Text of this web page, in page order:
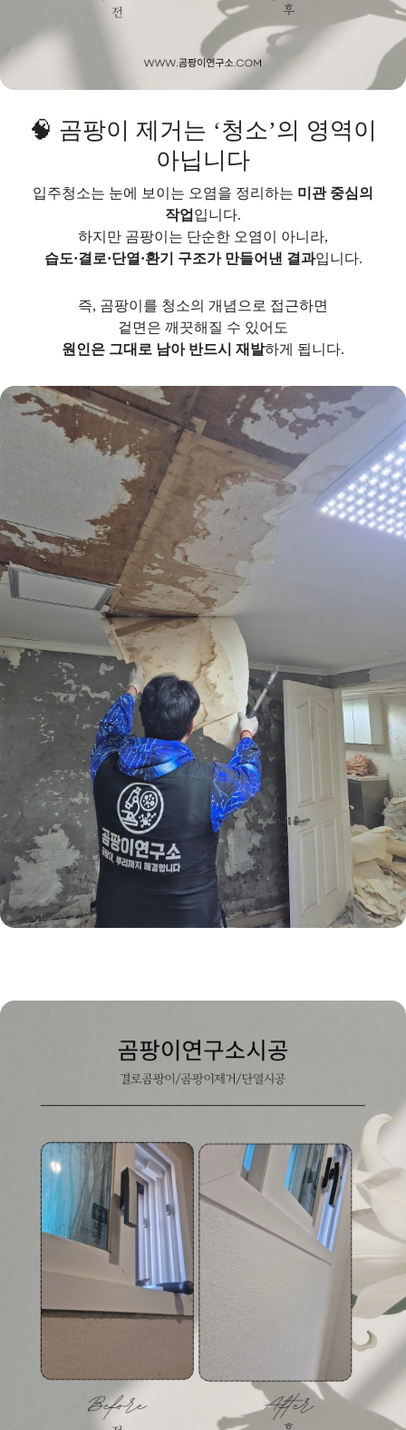
🧠 곰팡이 제거는 ‘청소’의 영역이
아닙니다
입주청소는 눈에 보이는 오염을 정리하는 미관 중심의
작업 입니다.
하지만 곰팡이는 단순한 오염이 아니라,
습도·결로·단열·환기 구조가 만들어낸 결과입니다.
즉, 곰팡이를 청소의 개념으로 접근하면
겉면은 깨끗해질 수 있어도
원인은 그대로 남아 반드시 재발하게 됩니다.